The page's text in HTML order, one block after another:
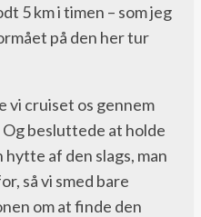
5 km i timen – som jeg
på den her tur
vi cruiset os gennem
besluttede at holde
af den slags, man
så vi smed bare
om at finde den